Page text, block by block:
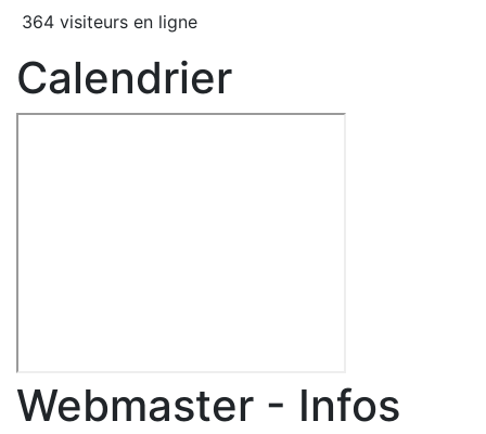
364 visiteurs en ligne
Calendrier
Webmaster - Infos